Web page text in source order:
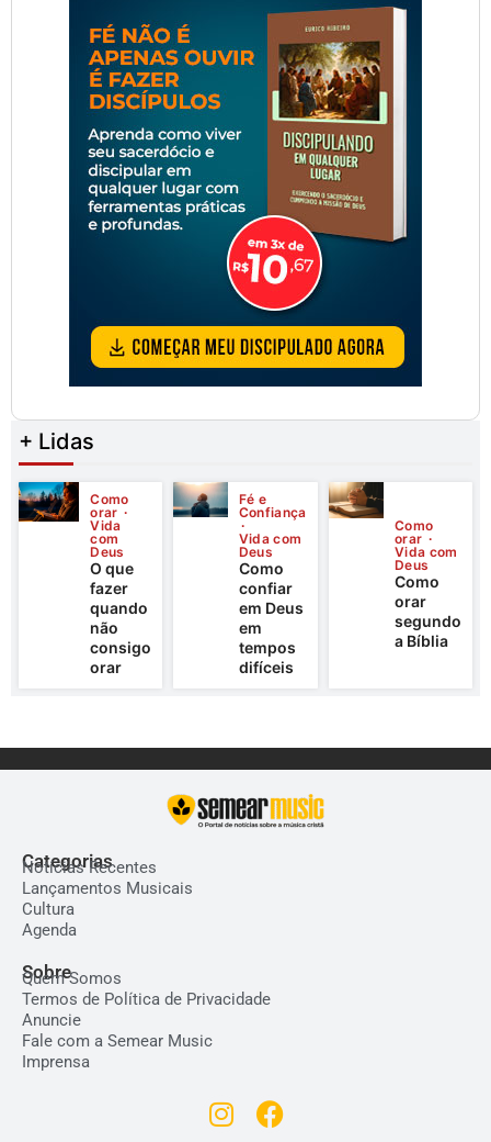
+ Lidas
Como
orar
Vida
com
Deus
O que
fazer
quando
não
consigo
orar
Fé e
Confiança
Vida com
Deus
Como
confiar
em Deus
em
tempos
difíceis
Como
orar
Vida com
Deus
Como
orar
segundo
a Bíblia
Categorias
Notícias Recentes
Lançamentos Musicais
Cultura
Agenda
Sobre
Quem Somos
Termos de Política de Privacidade
Anuncie
Fale com a Semear Music
Imprensa